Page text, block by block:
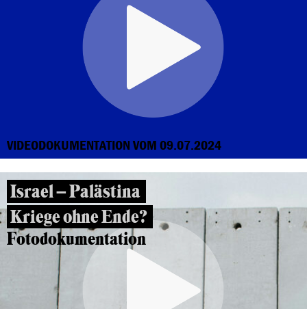
VIDEODOKUMENTATION VOM 09.07.2024
Israel – Palästina
Kriege ohne Ende?
Fotodokumentation